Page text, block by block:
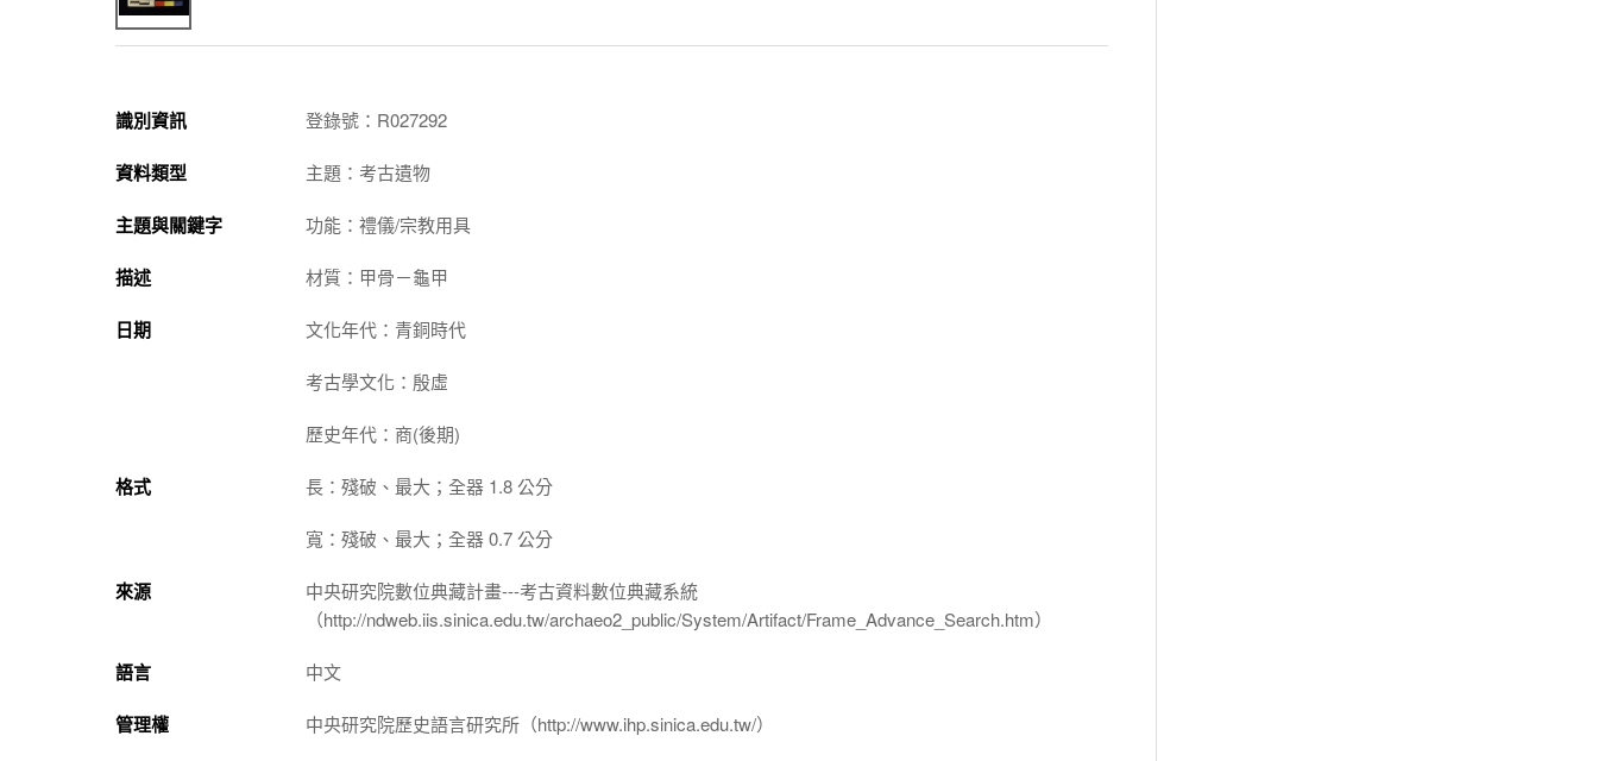
識別資訊 登錄號：R027292
資料類型 主題：考古遺物
主題與關鍵字 功能：禮儀/宗教用具
描述 材質：甲骨－龜甲
日期 文化年代：青銅時代
考古學文化：殷虛
歷史年代：商(後期)
格式 長：殘破、最大；全器 1.8 公分
寬：殘破、最大；全器 0.7 公分
來源
中央研究院數位典藏計畫---考古資料數位典藏系統
（http://ndweb.iis.sinica.edu.tw/archaeo2_public/System/Artifact/Frame_Advance_Search.htm）
語言 中文
管理權 中央研究院歷史語言研究所（http://www.ihp.sinica.edu.tw/）